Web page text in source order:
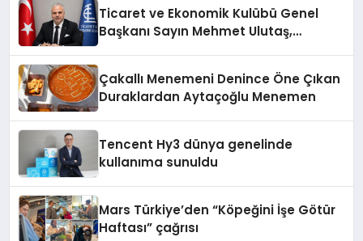
Ticaret ve Ekonomik Kulübü Genel
Başkanı Sayın Mehmet Ulutaş,
Çakallı Menemeni Denince Öne Çıkan
Duraklardan Aytaçoğlu Menemen
Tencent Hy3 dünya genelinde
kullanıma sunuldu
Mars Türkiye’den “Köpeğini İşe Götür
Haftası” çağrısı